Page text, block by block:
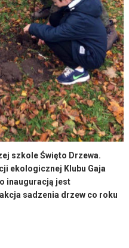
szkole Święto Drzewa.
ekologicznej Klubu Gaja
inauguracją jest
sadzenia drzew co roku